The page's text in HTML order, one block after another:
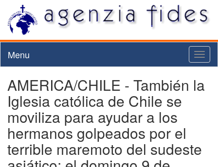
Menu
AMERICA/CHILE - También la
Iglesia católica de Chile se
moviliza para ayudar a los
hermanos golpeados por el
terrible maremoto del sudeste